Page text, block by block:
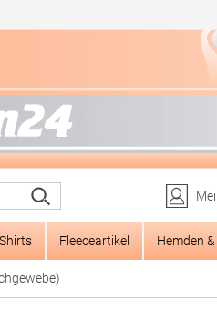
Fleeceartikel Hemden